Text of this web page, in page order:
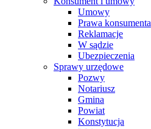
Umowy
Prawa konsumenta
Reklamacje
W sądzie
Ubezpieczenia
Sprawy urzędowe
Pozwy
Notariusz
Gmina
Powiat
Konstytucja